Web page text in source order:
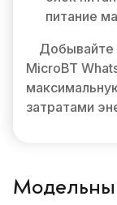
питание
Добывайте
MicroBT
затратами